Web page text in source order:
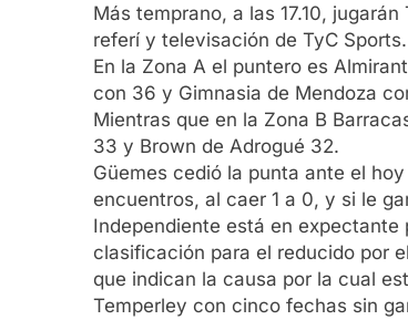
Más temprano, a las 17.10,
referí y televisación de TyC Sports.
En la Zona A el puntero es
con 36 y Gimnasia de Mendoza
Mientras que en la Zona B
33 y Brown de Adrogué 32.
Güemes cedió la punta ante el
encuentros, al caer 1 a 0, y si le
Independiente está en
clasificación para el reducido por
que indican la causa por la cual
Temperley con cinco fechas sin